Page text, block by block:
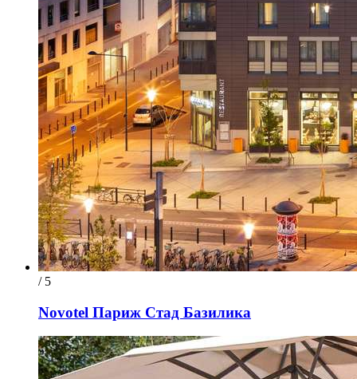
/ 5
Novotel Париж Стад Базилика